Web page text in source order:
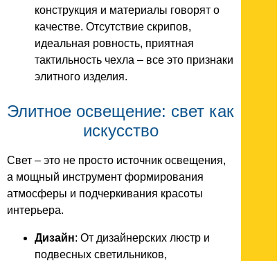
конструкция и материалы говорят о
качестве. Отсутствие скрипов,
идеальная ровность, приятная
тактильность чехла – все это признаки
элитного изделия.
Элитное освещение: свет как
искусство
Свет – это не просто источник освещения,
а мощный инструмент формирования
атмосферы и подчеркивания красоты
интерьера.
Дизайн: От дизайнерских люстр и
подвесных светильников,